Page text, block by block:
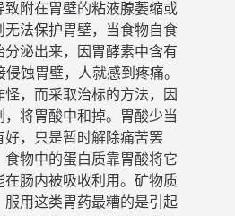
附在胃壁的粘液腺萎缩或
法保护胃壁，当食物自食
泌出来，因胃酵素中含有
蚀胃壁，人就感到疼痛。
，而采取治标的方法，因
将胃酸中和掉。胃酸少当
，只是暂时解除痛苦罢
物中的蛋白质靠胃酸将它
肠内被吸收利用。矿物质
用这类胃药最糟的是引起